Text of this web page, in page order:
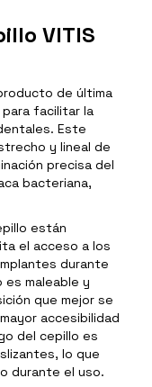
VITIS
de última
facilitar la
Este
y lineal de
precisa del
bacteriana,
están
el acceso a los
durante
es maleable y
que mejor se
accesibilidad
del cepillo es
lo que
durante el uso.